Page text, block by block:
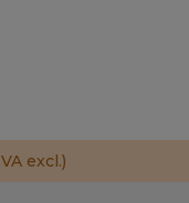
excl.)